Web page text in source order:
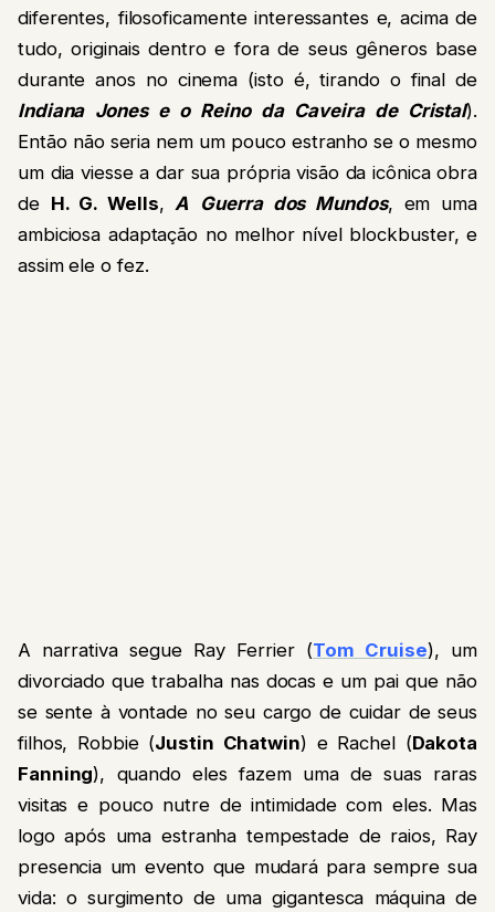
diferentes, filosoficamente interessantes e, acima de
tudo, originais dentro e fora de seus gêneros base
durante anos no cinema (isto é, tirando o final de
Indiana Jones e o Reino da Caveira de Cristal).
Então não seria nem um pouco estranho se o mesmo
um dia viesse a dar sua própria visão da icônica obra
de H. G. Wells,A Guerra dos Mundos, em uma
ambiciosa adaptação no melhor nível blockbuster, e
assim ele o fez.
A narrativa segue Ray Ferrier (Tom Cruise), um
divorciado que trabalha nas docas e um pai que não
se sente à vontade no seu cargo de cuidar de seus
filhos, Robbie (Justin Chatwin) e Rachel (Dakota
Fanning), quando eles fazem uma de suas raras
visitas e pouco nutre de intimidade com eles. Mas
logo após uma estranha tempestade de raios, Ray
presencia um evento que mudará para sempre sua
vida: o surgimento de uma gigantesca máquina de